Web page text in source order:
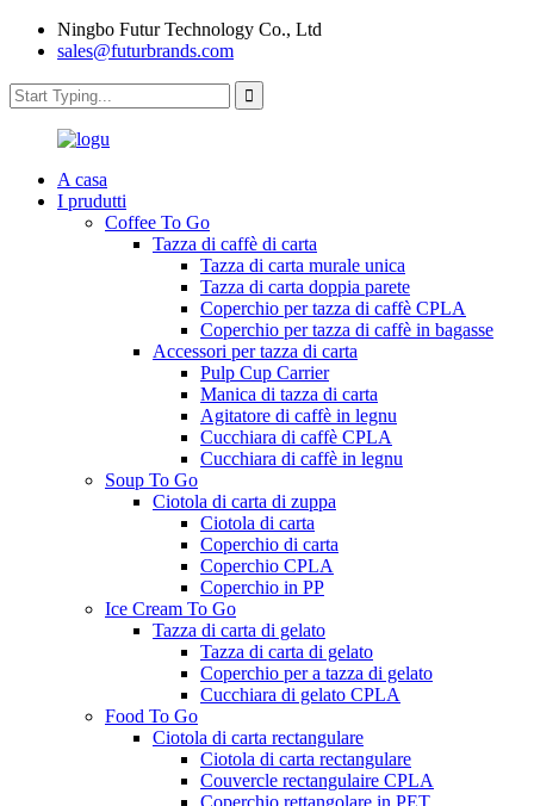
Ningbo Futur Technology Co., Ltd
sales@futurbrands.com
A casa
I prudutti
Coffee To Go
Tazza di caffè di carta
Tazza di carta murale unica
Tazza di carta doppia parete
Coperchio per tazza di caffè CPLA
Coperchio per tazza di caffè in bagasse
Accessori per tazza di carta
Pulp Cup Carrier
Manica di tazza di carta
Agitatore di caffè in legnu
Cucchiara di caffè CPLA
Cucchiara di caffè in legnu
Soup To Go
Ciotola di carta di zuppa
Ciotola di carta
Coperchio di carta
Coperchio CPLA
Coperchio in PP
Ice Cream To Go
Tazza di carta di gelato
Tazza di carta di gelato
Coperchio per a tazza di gelato
Cucchiara di gelato CPLA
Food To Go
Ciotola di carta rectangulare
Ciotola di carta rectangulare
Couvercle rectangulaire CPLA
Coperchio rettangolare in PET